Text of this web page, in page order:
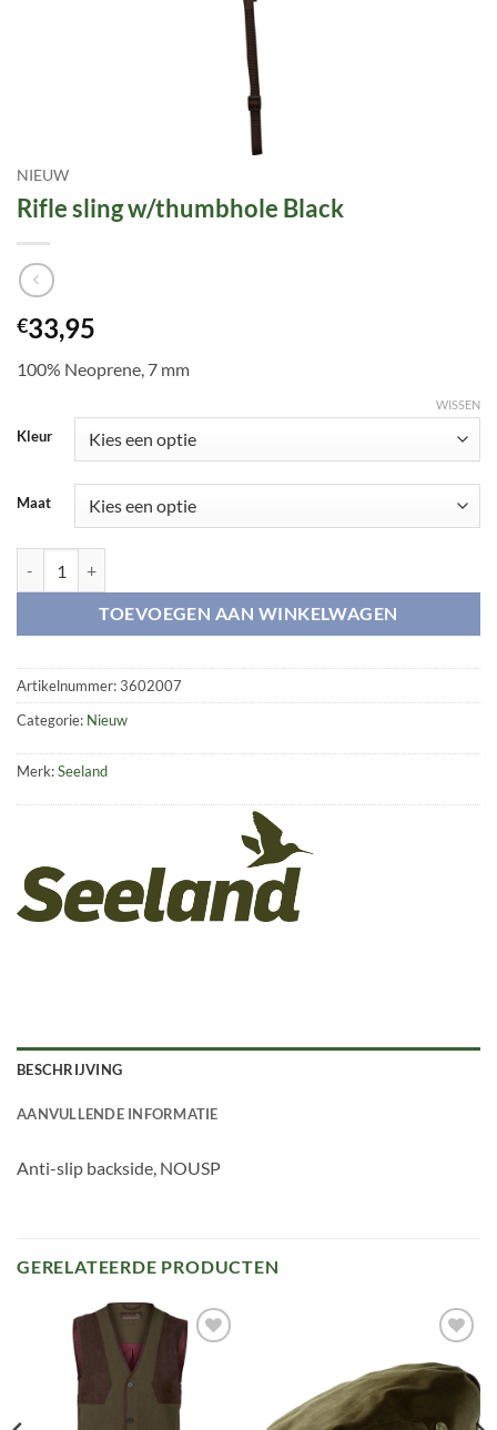
NIEUW
Rifle sling w/thumbhole Black
€33,95
100% Neoprene, 7 mm
Kleur
Maat
WISSEN
TOEVOEGEN AAN WINKELWAGEN
Artikelnummer:3602007
Categorie: Nieuw
Merk:Seeland
BESCHRIJVING
AANVULLENDE INFORMATIE
Anti-slip backside, NOUSP
GERELATEERDE PRODUCTEN
Toevoegen
verlanglijst
aan
verlanglijst